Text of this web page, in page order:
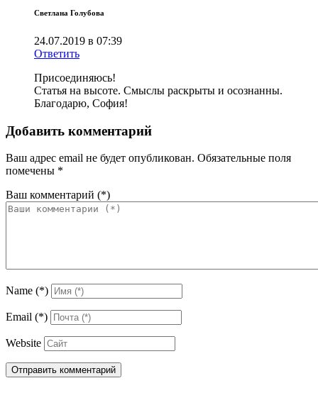
Светлана Голубова
24.07.2019 в 07:39
Ответить
Присоединяюсь!
Статья на высоте. Смыслы раскрыты и осознанны.
Благодарю, София!
Добавить комментарий
Ваш адрес email не будет опубликован. Обязательные поля
помечены *
Ваш комментарий (*)
Name (*)
Email (*)
Website